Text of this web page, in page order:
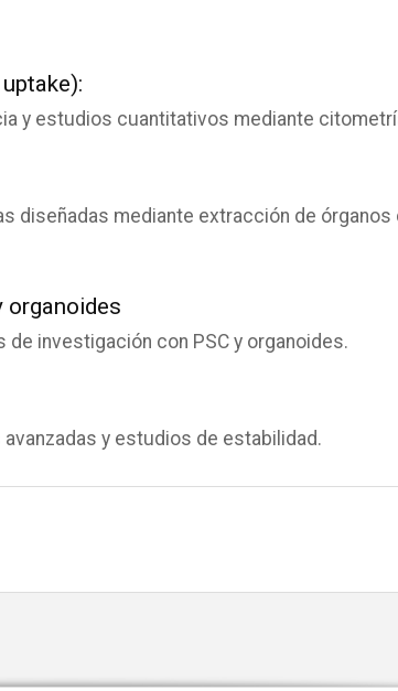
y estudios cuantitativos mediante
diseñadas mediante extracción de
organoides
investigación con PSC y organoides.
y estudios de estabilidad.